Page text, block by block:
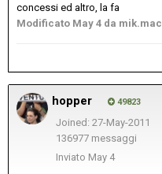
concessi ed altro, la fa
Modificato May 4 da mik.mac
hopper 49823
Joined: 27-May-2011
136977 messaggi
Inviato May 4